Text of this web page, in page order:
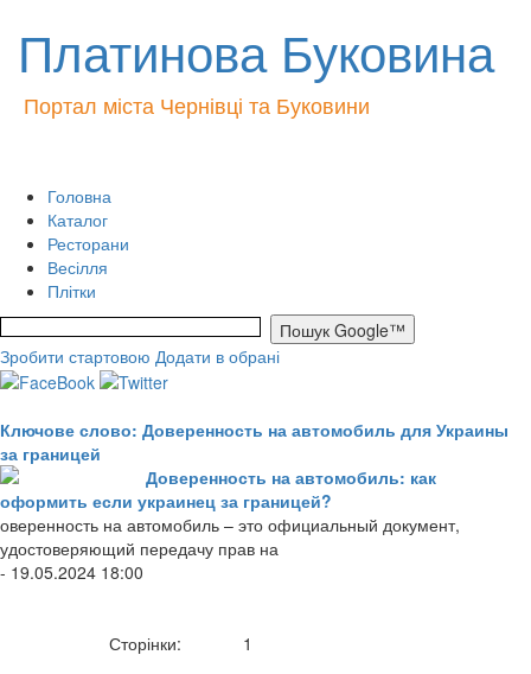
Платинова Буковина
Портал міста Чернівці та Буковини
Головна
Каталог
Ресторани
Весілля
Плітки
Зробити стартовою Додати в обрані
Ключове слово: Доверенность на автомобиль для Украины
за границей
Доверенность на автомобиль: как
оформить если украинец за границей?
оверенность на автомобиль – это официальный документ,
удостоверяющий передачу прав на
- 19.05.2024 18:00
Сторінки: 1